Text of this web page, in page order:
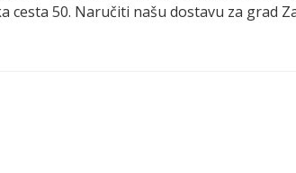
50. Naručiti našu dostavu za grad